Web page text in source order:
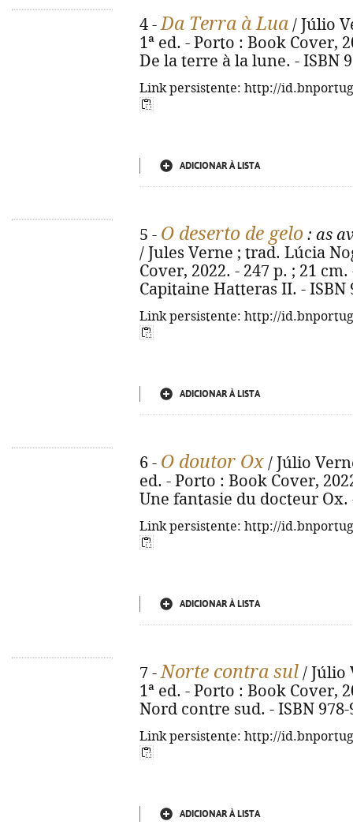
4 -Da Terra à Lua / Júlio
1ª ed. - Porto : Book Cover,
De la terre à la lune. - ISBN
Link persistente: http://
ADICIONAR À LISTA
5 - O deserto de gelo : as
/ Jules Verne ; trad. Lúcia
Cover, 2022. - 247 p. ; 21
Capitaine Hatteras II. - ISBN
Link persistente: http://
ADICIONAR À LISTA
6 - O doutor Ox / Júlio
ed. - Porto : Book Cover,
Une fantasie du docteur Ox.
Link persistente: http://
ADICIONAR À LISTA
7 -Norte contra sul / Júlio
1ª ed. - Porto : Book Cover,
Nord contre sud. - ISBN 978-
Link persistente: http://
ADICIONAR À LISTA